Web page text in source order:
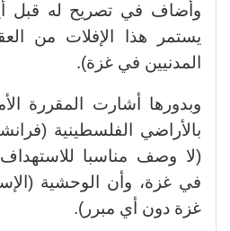
وأضاف في تصريح له قبل
يستمر هذا الإفلات من
المدنيين في غزة).
وبدورها أشارت المقررة
بالأراضي الفلسطينية
(لا وصف مناسبا للاستهداف
في غزة، وأن الوحشية
غزة دون أي مبرر).